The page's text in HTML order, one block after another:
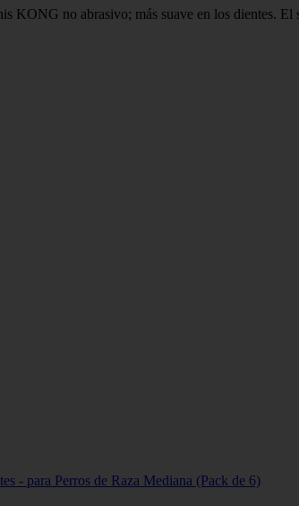
KONG no abrasivo; más suave en los dientes.
- para Perros de Raza Mediana (Pack de 6)